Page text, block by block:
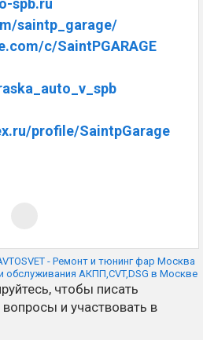
saintp_garage/
c/SaintPGARAGE
profile/SaintpGarage
- Ремонт и тюнинг фар Москва
обслуживания АКПП,CVT,DSG в Москве
чтобы писать
и участвовать в